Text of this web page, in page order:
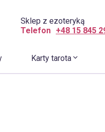
Sklep z ezoteryką
Telefon +48 15 845
Karty tarota